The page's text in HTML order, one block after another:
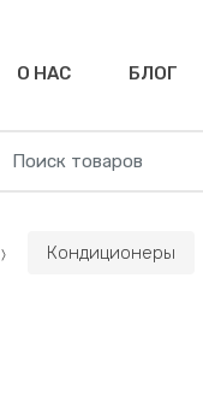
О НАС БЛОГ
for:
Кондиционеры